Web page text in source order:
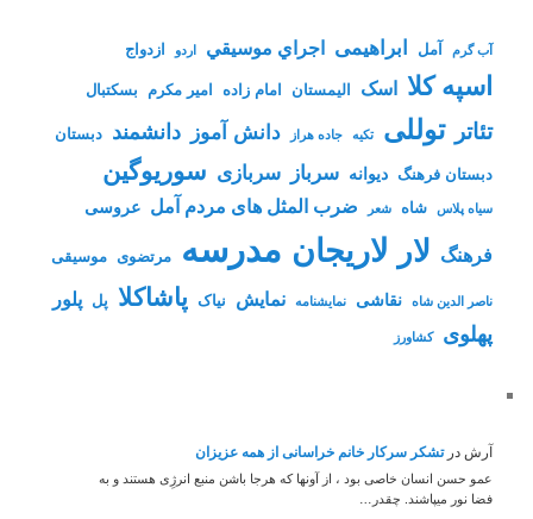
آب گرم آمل ابراهیمی اجراي موسيقي اردو ازدواج
اسپه کلا اسک الیمستان امام زاده امیر مکرم بسکتبال
تئاتر توللی تکیه جاده هراز دانش آموز دانشمند دبستان
دبستان فرهنگ دیوانه سرباز سربازی سوریوگین
سیاه پلاس شاه شعر ضرب المثل های مردم آمل عروسی
فرهنگ لار لاریجان مدرسه مرتضوی موسیقی
ناصر الدین شاه نقاشی نمايشنامه نمایش نیاک پاشاکلا پل پلور
پهلوی کشاورز
آرش درتشکر سرکار خانم خراسانی از همه عزیزان
عمو حسن انسان خاصی بود ، از آونها که هرجا باشن منبع انرژِی هستند و به
فضا نور میپاشند. چقدر…